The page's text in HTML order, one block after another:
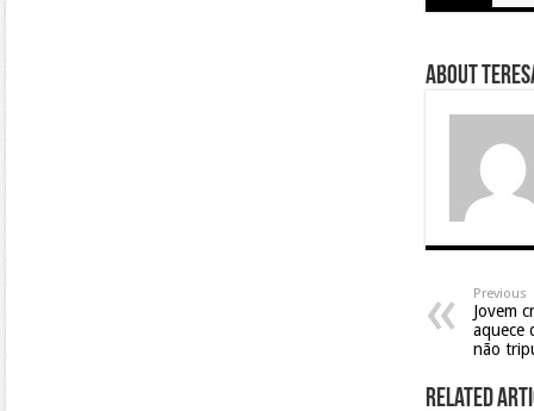
About
Previous
Jovem
aquece
não
Related